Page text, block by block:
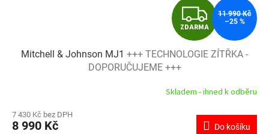
Z
D
A
R
M
ZDARMA
11 990 Kč
–25 %
Mitchell & Johnson MJ1 +++ TECHNOLOGIE ZÍTŘKA -
DOPORUČUJEME +++
Skladem - ihned k odběru
7 430 Kč bez DPH
8 990 Kč Do košíku